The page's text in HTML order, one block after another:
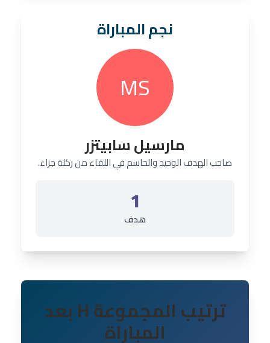
نجم المباراة
MS
مارسيل سابيتزر
صاحب الهدف الوحيد والحاسم في اللقاء من ركلة جزاء.
1
هدف
ترتيب المجموعة H بعد
المباراة